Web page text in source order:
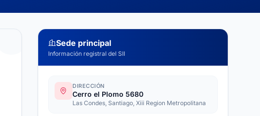
Sede principal
Información registral del SII
DIRECCIÓN
Cerro el Plomo 5680
Las Condes, Santiago, Xiii Region Metropolitana